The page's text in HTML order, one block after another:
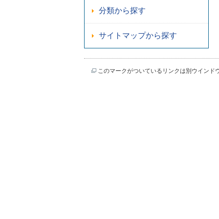
分類から探す
サイトマップから探す
このマークがついているリンクは別ウインド